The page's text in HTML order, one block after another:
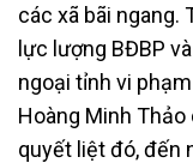
các xã bãi ngang.
lực lượng BĐBP
ngoại tỉnh vi
Hoàng Minh Thảo
quyết liệt đó, đến